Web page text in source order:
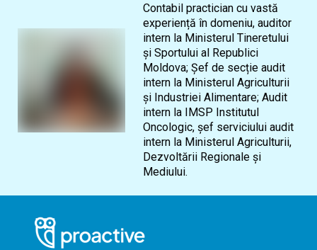
Contabil practician cu vastă
experiență în domeniu, auditor
intern la Ministerul Tineretului
și Sportului al Republici
Moldova; Șef de secție audit
intern la Ministerul Agriculturii
și Industriei Alimentare; Audit
intern la IMSP Institutul
Oncologic, șef serviciului audit
intern la Ministerul Agriculturii,
Dezvoltării Regionale și
Mediului.